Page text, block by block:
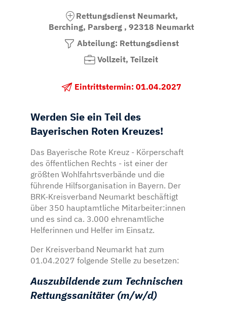
Rettungsdienst Neumarkt,
Berching, Parsberg , 92318 Neumarkt
Abteilung: Rettungsdienst
Vollzeit, Teilzeit
Eintrittstermin: 01.04.2027
Werden Sie ein Teil des
Bayerischen Roten Kreuzes!
Das Bayerische Rote Kreuz - Körperschaft
des öffentlichen Rechts - ist einer der
größten Wohlfahrtsverbände und die
führende Hilfsorganisation in Bayern. Der
BRK-Kreisverband Neumarkt beschäftigt
über 350 hauptamtliche Mitarbeiter:innen
und es sind ca. 3.000 ehrenamtliche
Helferinnen und Helfer im Einsatz.
Der Kreisverband Neumarkt hat zum
01.04.2027 folgende Stelle zu besetzen:
Auszubildende zum Technischen
Rettungssanitäter (m/w/d)